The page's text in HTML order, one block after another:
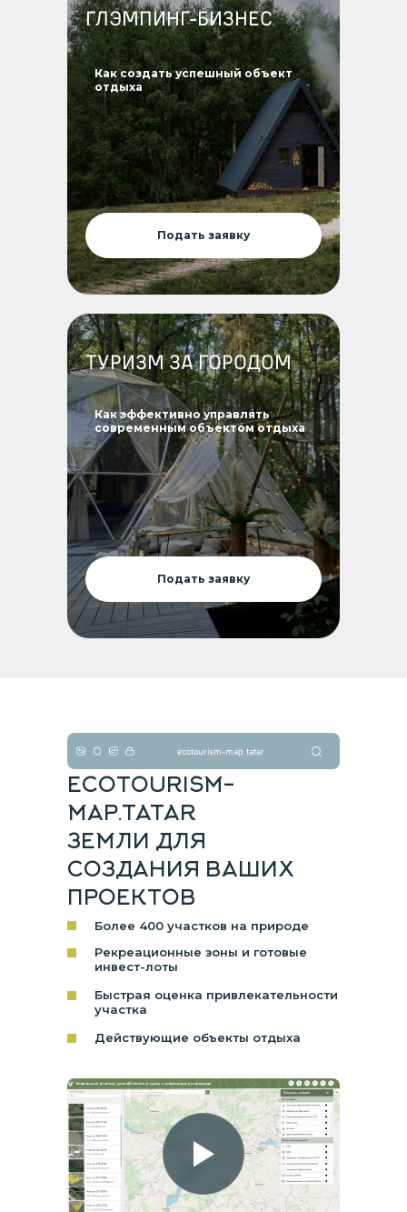
Подать заявку
ГЛЭМПИНГ-БИЗНЕС
Как создать успешный объект
отдыха
Подать заявку
ТУРИЗМ ЗА ГОРОДОМ
Как эффективно управлять
современным объектом отдыха
ecotourism-map.tatar
Действующие объекты отдыха
Быстрая оценка привлекательности
участка
Рекреационные зоны и готовые
инвест-лоты
Более 400 участков на природе
ECOTOURISM-
MAP.TATAR
ЗЕМЛИ ДЛЯ
СОЗДАНИЯ ВАШИХ
ПРОЕКТОВ